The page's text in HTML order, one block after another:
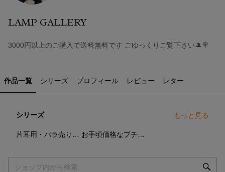
LAMP GALLERY
3000円以上のご購入で送料無料です ごゆっくりご覧下さい🎩🍭
作品一覧 シリーズ プロフィール レビュー レター
シリーズ もっと見る